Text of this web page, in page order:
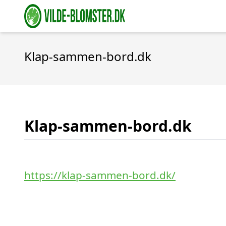
Klap-sammen-bord.dk
Klap-sammen-bord.dk
https://klap-sammen-bord.dk/